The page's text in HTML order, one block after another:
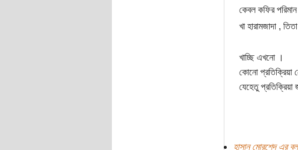
কেবল কফির
খা হারামজাদা ,
খাচ্ছি এখনো ।
কোনো প্রতিক্রিয়া
যেহেতু প্রতিক্রিয়া
হাসান মোরশেদ এর